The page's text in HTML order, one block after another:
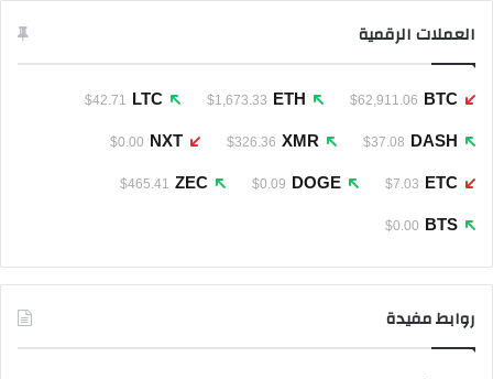
العملات الرقمية
BTC
$62,911.06
ETH
$1,673.33
LTC
$42.71
DASH
$37.08
XMR
$326.36
NXT
$0.00
ETC
$7.03
DOGE
$0.09
ZEC
$465.41
BTS
$0.00
روابط مفيدة